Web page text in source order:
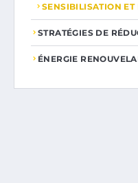
SENSIBILISATION ET
STRATÉGIES DE
ÉNERGIE